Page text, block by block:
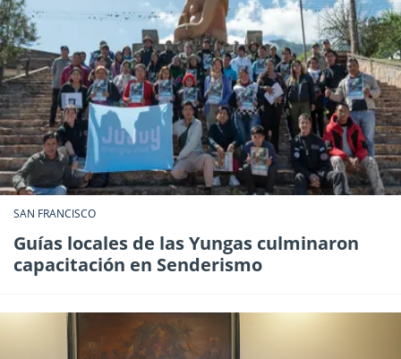
SAN FRANCISCO
Guías locales de las Yungas culminaron
capacitación en Senderismo